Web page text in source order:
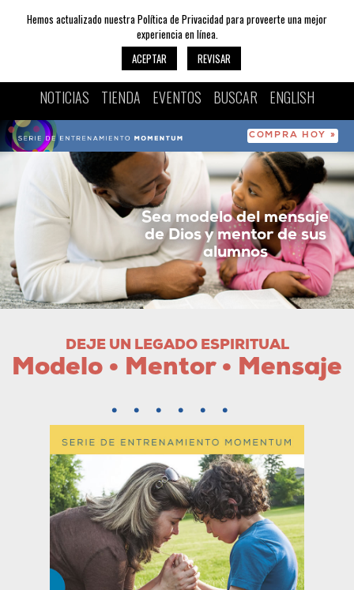
Hemos actualizado nuestra Política de Privacidad para proveerte una mejor
experiencia en línea.
ACEPTAR
REVISAR
NOTICIAS TIENDA EVENTOS BUSCAR ENGLISH
COMPRA HOY »
Sea modelo del mensaje
de Dios y mentor de sus
alumnos
DEJE UN LEGADO ESPIRITUAL
Modelo • Mentor • Mensaje
......